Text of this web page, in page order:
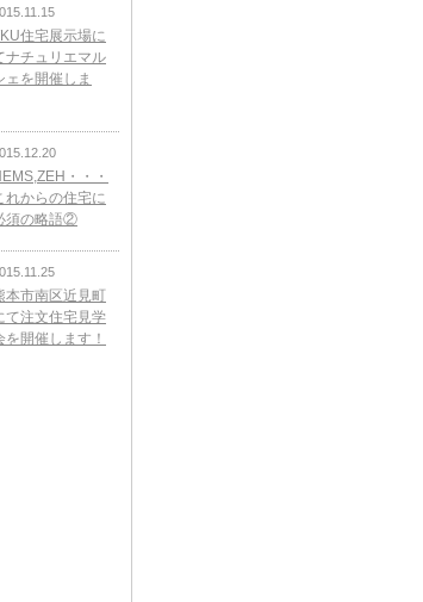
住宅展示場に
ナチュリエマル
ェを開催しま
・・・
れからの住宅に
須の略語②
本市南区近見町
て注文住宅見学
を開催します！